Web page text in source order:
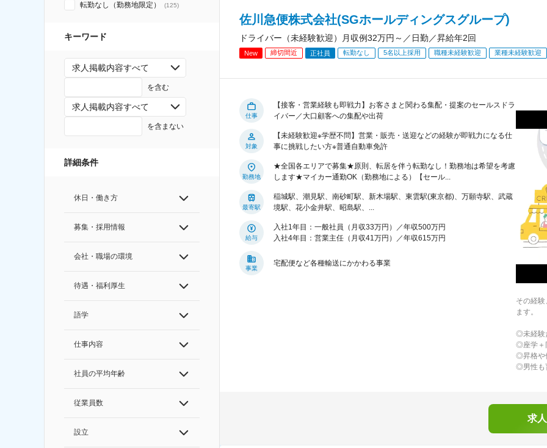
転勤なし（勤務地限定） (125)
キーワード
求人掲載内容すべて
を含む
求人掲載内容すべて
を含まない
詳細条件
休日・働き方
募集・採用情報
会社・職場の環境
待遇・福利厚生
語学
仕事内容
社員の平均年齢
従業員数
設立
佐川急便株式会社(SGホールディングスグループ)
ドライバー（未経験歓迎）月収例32万円～／日勤／昇給年2回
New 締切間近 正社員 転勤なし 5名以上採用 職種未経験歓迎 業種未経験歓迎
仕事
【接客・営業経験も即戦力】お客さまと関わる集配・提案のセールスドラ
イバー／大口顧客への集配や出荷
対象
【未経験歓迎※学歴不問】営業・販売・送迎などの経験が即戦力になる仕
事に挑戦したい方※普通自動車免許
勤務地
★全国各エリアで募集★原則、転居を伴う転勤なし！勤務地は希望を考慮
します★マイカー通勤OK（勤務地による）【セール...
最寄駅
稲城駅、潮見駅、南砂町駅、新木場駅、東雲駅(東京都)、万願寺駅、武蔵
境駅、花小金井駅、昭島駅、...
給与
入社1年目：一般社員（月収33万円）／年収500万円
入社4年目：営業主任（月収41万円）／年収615万円
事業
宅配便など各種輸送にかかわる事業
その経験
ます。
◎未経験
◎座学＋
◎昇格や
◎男性も
求